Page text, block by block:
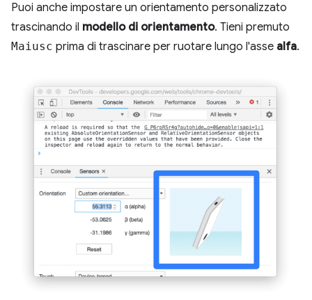
Puoi anche impostare un orientamento personalizzato
trascinando il modello di orientamento. Tieni premuto
Maiusc prima di trascinare per ruotare lungo l'asse alfa.